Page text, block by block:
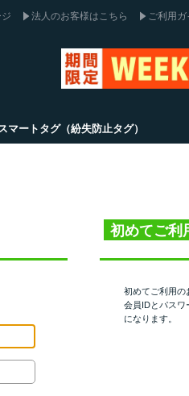
法人のお客様はこちら ご利用ガ
マートタグ（紛失防止タグ）
初めてご利
初めてご利用の
会員IDとパスワ
になります。